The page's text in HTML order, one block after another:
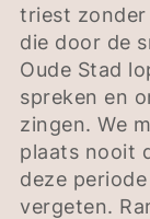
triest zonder
die door de
Oude Stad
spreken en
zingen. We
plaats nooit
deze
vergeten.